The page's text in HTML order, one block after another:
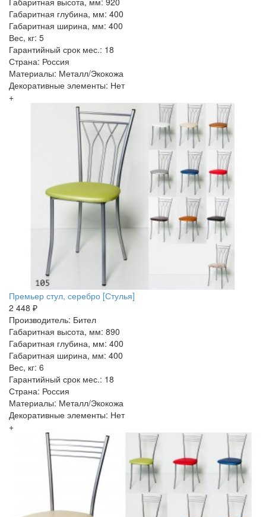
Габаритная глубина, мм: 400
Габаритная ширина, мм: 400
Вес, кг: 5
Гарантийный срок мес.: 18
Страна: Россия
Материалы: Металл/Экокожа
Декоративные элементы: Нет
+
Премьер стул, серебро [Стулья]
2 448 ₽
Производитель: Бител
Габаритная высота, мм: 890
Габаритная глубина, мм: 400
Габаритная ширина, мм: 400
Вес, кг: 6
Гарантийный срок мес.: 18
Страна: Россия
Материалы: Металл/Экокожа
Декоративные элементы: Нет
+